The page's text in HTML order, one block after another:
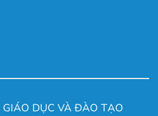
GIÁO DỤC VÀ ĐÀO TẠO